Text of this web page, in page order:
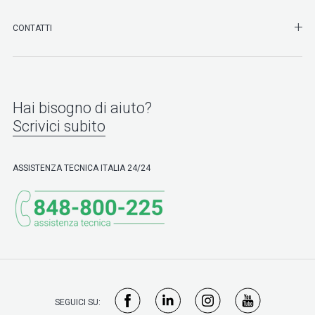
CONTATTI
Hai bisogno di aiuto?
Scrivici subito
ASSISTENZA TECNICA ITALIA 24/24
SEGUICI SU: